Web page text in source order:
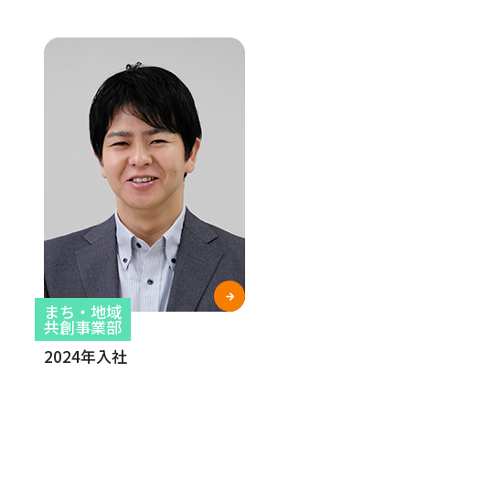
まち・地域
共創事業部
2024年入社